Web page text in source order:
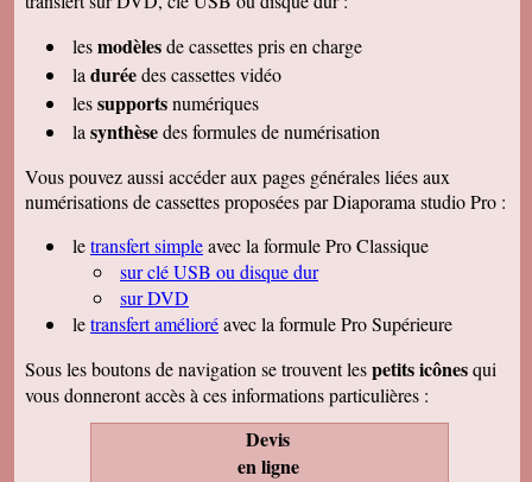
lesmodèlesde cassettes pris en charge
la duréedes cassettes vidéo
lessupportsnumériques
la synthèsedes formules de numérisation
Vous pouvez aussi accéder aux pages générales liées aux
numérisations de cassettes proposées par Diaporama studio Pro :
letransfert simpleavec la formule Pro Classique
sur clé USB ou disque dur
sur DVD
letransfert amélioréavec la formule Pro Supérieure
Sous les boutons de navigation se trouvent lespetits icônesqui
vous donneront accès à ces informations particulières :
Devis
en ligne